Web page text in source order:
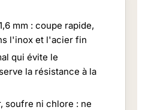
mm : coupe rapide,
l'inox et l'acier fin
qui évite le
la résistance à la
soufre ni chlore : ne